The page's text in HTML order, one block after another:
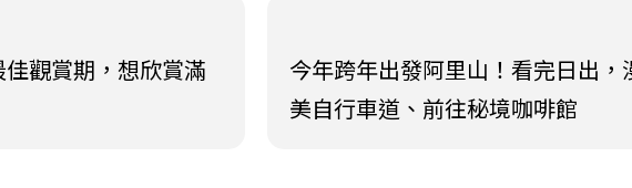
觀賞期，想欣賞滿
今年跨年出發阿里山！看完日出，
美自行車道、前往秘境咖啡館